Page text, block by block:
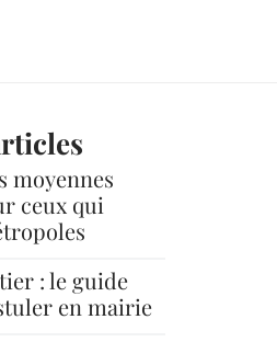
moyennes
ceux qui
: le guide
en mairie